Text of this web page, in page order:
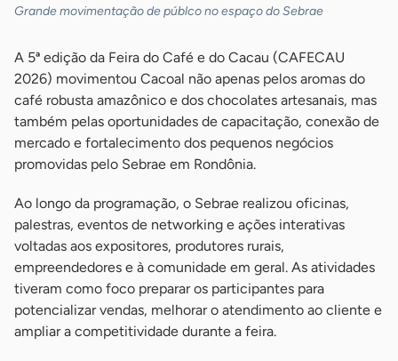
Grande movimentação de públco no espaço do Sebrae
A 5ª edição da Feira do Café e do Cacau (CAFECAU
2026) movimentou Cacoal não apenas pelos aromas do
café robusta amazônico e dos chocolates artesanais, mas
também pelas oportunidades de capacitação, conexão de
mercado e fortalecimento dos pequenos negócios
promovidas pelo Sebrae em Rondônia.
Ao longo da programação, o Sebrae realizou oficinas,
palestras, eventos de networking e ações interativas
voltadas aos expositores, produtores rurais,
empreendedores e à comunidade em geral. As atividades
tiveram como foco preparar os participantes para
potencializar vendas, melhorar o atendimento ao cliente e
ampliar a competitividade durante a feira.